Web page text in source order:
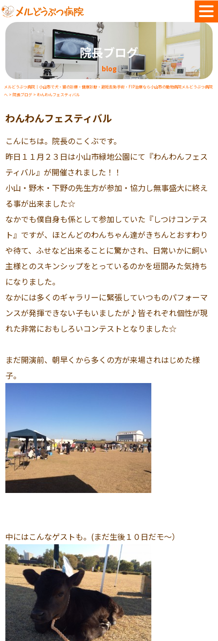
院長ブログ
blog
メルどうぶつ病院｜小山市で犬・猫の診療・健康診断・避妊去勢手術・FIP治療なら小山市の動物病院メルどうぶつ病院
へ > 院長ブログ > わんわんフェスティバル
わんわんフェスティバル
こんにちは。院長のこくぶです。
昨日１１月２３日は小山市緑地公園にて『わんわんフェス
ティバル』が開催されました！！
小山・野木・下野の先生方が参加・協力し無事盛大に終え
る事が出来ました☆
なかでも僕自身も係として参加していた『しつけコンテス
ト』ですが、ほとんどのわんちゃん達がきちんとおすわり
や待て、ふせなど出来ることに驚かされ、日常いかに飼い
主様とのスキンシップをとっているのかを垣間みた気持ち
になりました。
なかには多くのギャラリーに緊張していつものパフォーマ
ンスが発揮できない子もいましたが♪皆それぞれ個性が現
れた非常におもしろいコンテストとなりました☆
まだ開演前、朝早くから多くの方が来場されはじめた様
子。
中にはこんなゲストも。(まだ生後１０日だモ〜）